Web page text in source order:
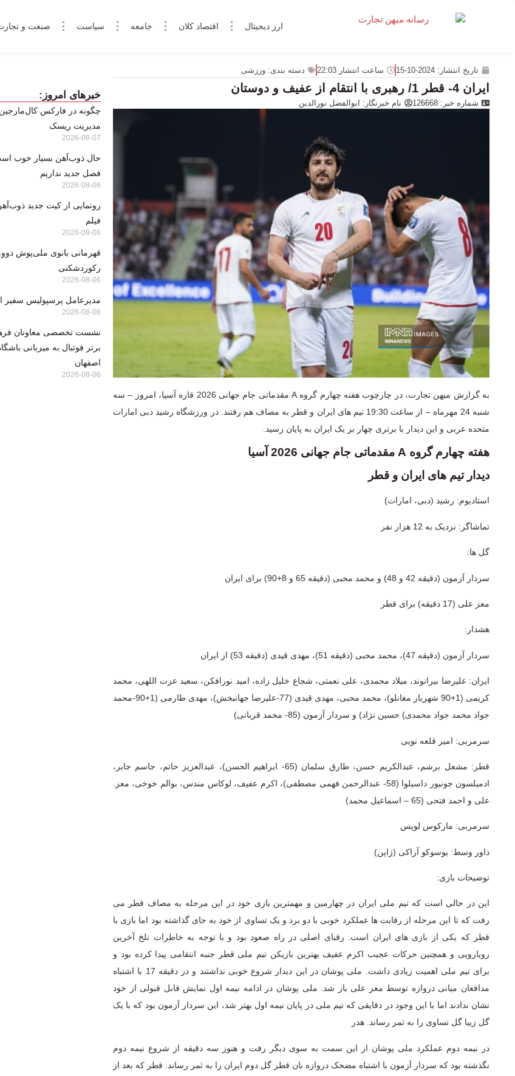
ارز دیجیتال اقتصاد کلان جامعه سیاست صنعت و
تاریخ انتشار: 2024-10-15 ساعت انتشار 22:03 دسته بندی: ورزشی
ایران 4- قطر 1/ رهبری با انتقام از عفیف و دوستان
شماره خبر: 126668 نام خبرنگار: ابوالفضل نورالدین
به گزارش میهن تجارت، در چارچوب هفته چهارم گروه A مقدماتی جام جهانی 2026 قاره آسیا، امروز – سه
شنبه 24 مهرماه – از ساعت 19:30 تیم های ایران و قطر به مصاف هم رفتند. در ورزشگاه رشید دبی امارات
متحده عربی و این دیدار با برتری چهار بر یک ایران به پایان رسید.
هفته چهارم گروه A مقدماتی جام جهانی 2026 آسیا
دیدار تیم های ایران و قطر
استادیوم: رشید (دبی، امارات)
تماشاگر : نزدیک به 12 هزار نفر
گل ها:
سردار آزمون (دقیقه 42 و 48) و محمد محبی (دقیقه 65 و 8+90) برای ایران
معز علی (17 دقیقه) برای قطر
هشدار :
سردار آزمون (دقیقه 47)، محمد محبی (دقیقه 51)، مهدی قیدی (دقیقه 53) از ایران
ایران: علیرضا بیرانوند، میلاد محمدی، علی نعمتی، شجاع خلیل زاده، امید نورافکن، سعید عزت اللهی، محمد
کریمی (1+90 شهریار مغانلو)، محمد محبی، مهدی قیدی (77-علیرضا جهانبخش)، مهدی طارمی (1+90-محمد
جواد محمد جواد محمدی) حسین نژاد) و سردار آزمون (85- محمد قربانی)
سرمربی: امیر قلعه نویی
قطر
: مشعل برشم، عبدالکریم حسن، طارق سلمان (65- ابراهیم الحسن)، عبدالعزیز حاتم، جاسم جابر،
ادمیلسون جونیور داسیلوا (58- عبدالرحمن فهمی مصطفی)، اکرم عفیف، لوکاس مندس، بوالم خوخی، معز.
علی و احمد فتحی (65 – اسماعیل محمد)
سرمربی: مارکوس لوپس
داور وسط: یوسوکو آراکی (ژاپن)
توضیحات بازی:
این در حالی است که تیم ملی ایران در چهارمین و مهمترین بازی خود در این مرحله به مصاف قطر می
رفت که تا این مرحله از رقابت ها عملکرد خوبی با دو برد و یک تساوی از خود به جای گذاشته بود اما بازی با
قطر که یکی از بازی های ایران است. رقبای اصلی در راه صعود بود و با توجه به خاطرات تلخ آخرین
رویارویی و همچنین حرکات عجیب اکرم عفیف بهترین بازیکن تیم ملی قطر جنبه انتقامی پیدا کرده بود و
برای تیم ملی اهمیت زیادی داشت. ملی پوشان در این دیدار شروع خوبی نداشتند و در دقیقه 17 با اشتباه
مدافعان میانی دروازه توسط معز علی باز شد. ملی پوشان در ادامه نیمه اول نمایش قابل قبولی از خود
نشان ندادند اما با این وجود در دقایقی که تیم ملی در پایان نیمه اول بهتر شد، این سردار آزمون بود که با یک
گل زیبا گل تساوی را به ثمر رساند. هدر
در نیمه دوم عملکرد ملی پوشان از این سمت به سوی دیگر رفت و هنوز سه دقیقه از شروع نیمه دوم
نگذشته بود که سردار آزمون با اشتباه مضحک دروازه بان قطر گل دوم ایران را به ثمر رساند. قطر که بعد از
خبرهای امروز:
مدیریت ریسک
2026-08-07
حال ذوب‌آهن بسیار خوب
فصل جدید نداریم
2026-08-06
رونمایی از کیت جدید
فیلم
2026-08-06
قهرمانی بانوی ملی‌پوش
رکوردشکنی
2026-08-06
مدیرعامل پرسپولیس سفیر
2026-08-06
نشست تخصصی معاونان
برتر فوتبال به میزبانی
اصفهان
2026-08-06